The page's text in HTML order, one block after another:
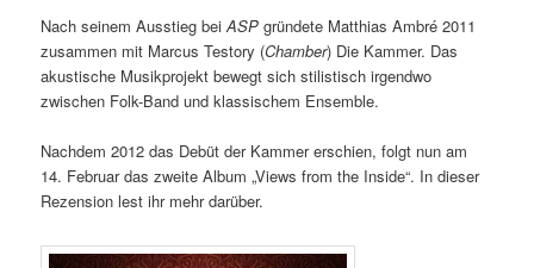
Nach seinem Ausstieg beiASP gründete Matthias Ambré 2011
zusammen mit Marcus Testory (Chamber) Die Kammer. Das
akustische Musikprojekt bewegt sich stilistisch irgendwo
zwischen Folk-Band und klassischem Ensemble.
Nachdem 2012 das Debüt der Kammer erschien, folgt nun am
14. Februar das zweite Album „Views from the Inside“. In dieser
Rezension lest ihr mehr darüber.